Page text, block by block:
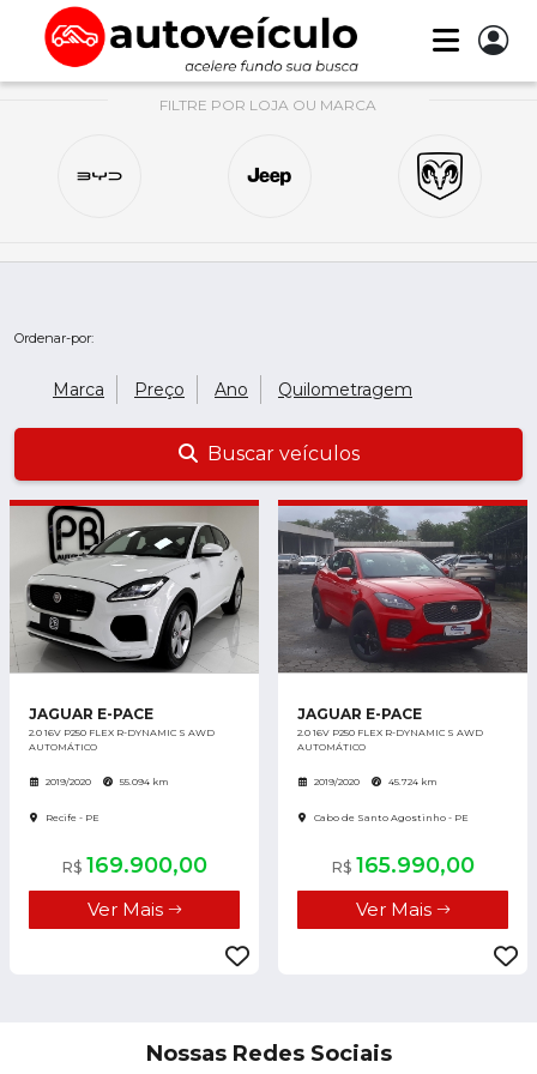
FILTRE POR LOJA OU MARCA
Ordenar-por:
Marca Preço Ano Quilometragem
Buscar veículos
JAGUAR E-PACE
2.0 16V P250 FLEX R-DYNAMIC S AWD
AUTOMÁTICO
2019/2020 55.094 km
Recife - PE
R$ 169.900,00
Ver Mais
JAGUAR E-PACE
2.0 16V P250 FLEX R-DYNAMIC S AWD
AUTOMÁTICO
2019/2020 45.724 km
Cabo de Santo Agostinho - PE
R$ 165.990,00
Ver Mais
Nossas Redes Sociais